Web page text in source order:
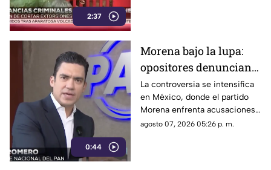
2:37
0:44
Morena bajo la lupa:
opositores denuncian
intentos de censura
sobre políticos y
crimen organizado
La controversia se intensifica
en México, donde el partido
Morena enfrenta acusaciones
de censura y manipulación
agosto 07, 2026 05:26 p. m.